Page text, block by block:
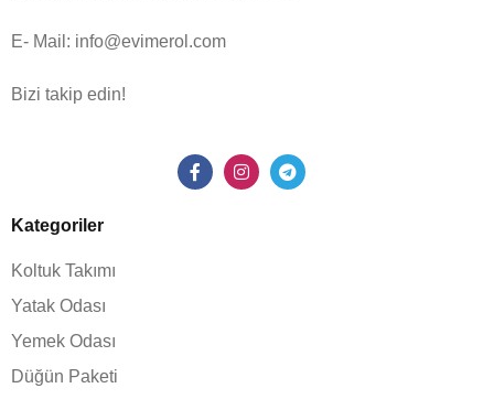
E- Mail: info@evimerol.com
Bizi takip edin!
Kategoriler
Koltuk Takımı
Yatak Odası
Yemek Odası
Düğün Paketi